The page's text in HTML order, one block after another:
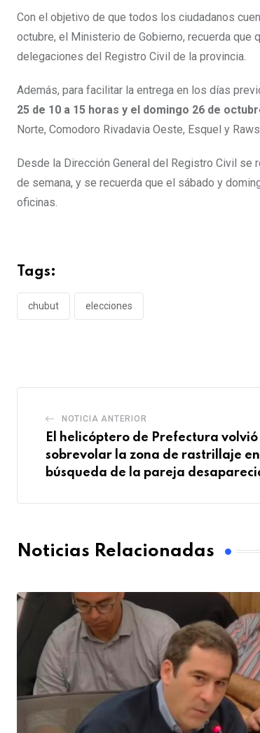
Con el objetivo de que todos los ciudadanos
octubre, el Ministerio de Gobierno, recuerda que
delegaciones del Registro Civil de la provincia.
Además, para facilitar la entrega en los días
25 de 10 a 15 horas y el domingo 26 de
Norte, Comodoro Rivadavia Oeste, Esquel y
Desde la Dirección General del Registro Civil
de semana, y se recuerda que el sábado y
oficinas.
Tags:
chubut elecciones
NOTICIA ANTERIOR
El helicóptero de Prefectura volvió
sobrevolar la zona de rastrillaje
búsqueda de la pareja
Noticias Relacionadas